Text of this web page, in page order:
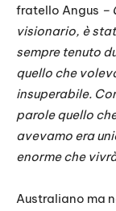
fratello Angus –
visionario, è
sempre tenuto
quello che
insuperabile.
parole quello
avevamo era
enorme che
Australiano ma